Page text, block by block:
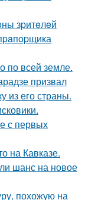
зpитeлeй
по всей земле.
призвал
из его страны.
с первых
на Кавказе.
шанс на новое
похожую на